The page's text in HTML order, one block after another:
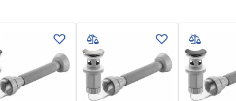
_5.pdf